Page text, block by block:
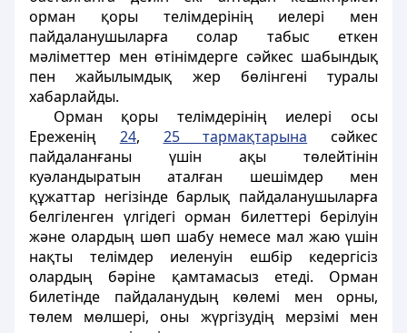
орман қоры телiмдерiнiң иелерi мен
пайдаланушыларға солар табыс еткен
мәлiметтер мен өтiнiмдерге сәйкес шабындық
пен жайылымдық жер бөлiнгенi туралы
хабарлайды.
Орман қоры телiмдерiнiң иелерi осы
Ереженiң 24, 25 тармақтарына сәйкес
пайдаланғаны үшiн ақы төлейтiнiн
куәландыратын аталған шешiмдер мен
құжаттар негiзiнде барлық пайдаланушыларға
белгiленген үлгiдегi орман билеттерi берiлуiн
және олардың шөп шабу немесе мал жаю үшiн
нақты телiмдер иеленуiн ешбiр кедергiсiз
олардың бәрiне қамтамасыз етедi. Орман
билетiнде пайдаланудың көлемi мен орны,
төлем мөлшерi, оны жүргiзудiң мерзiмi мен